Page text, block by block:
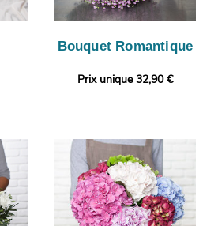
Bouquet Romantique
Prix unique 32,90 €